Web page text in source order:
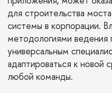
для строительства
системы в корпорации.
методологиями ведения
универсальным
адаптироваться к новой
любой команды.